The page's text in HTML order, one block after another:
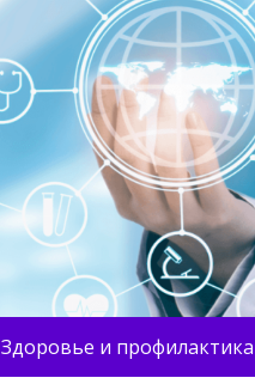
Здоровье и профилактика